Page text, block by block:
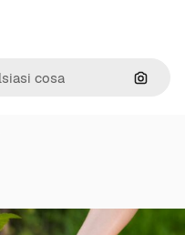
Cerca